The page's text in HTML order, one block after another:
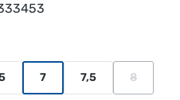
7 7,5 8